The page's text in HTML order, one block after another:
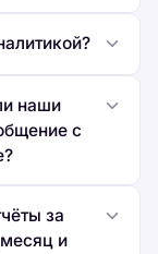
наши
с
за
и